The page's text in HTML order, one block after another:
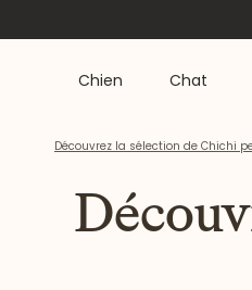
Chien Chat
Découvrez la sélection de Chichi